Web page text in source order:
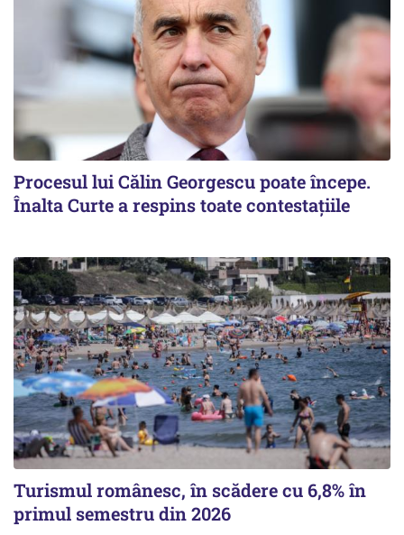
Procesul lui Călin Georgescu poate începe.
Înalta Curte a respins toate contestațiile
Turismul românesc, în scădere cu 6,8% în
primul semestru din 2026